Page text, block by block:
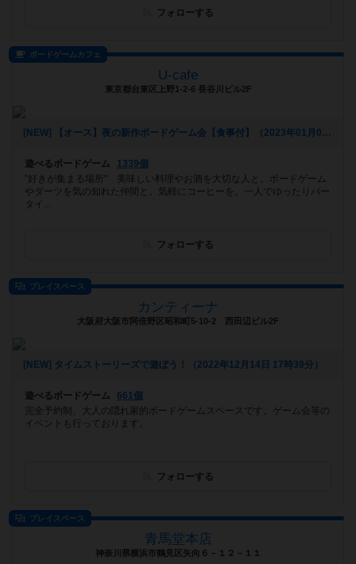
フォローする
ボードゲームカフェ
U-cafe
東京都台東区上野1-2-6 長谷川ビル2F
[NEW] 【オース】夜の新作ボードゲーム会【食事付】（2023年01月09日 20時31分）
遊べるボードゲーム
1339個
"好きが集まる場所" 美味しい料理やお酒を大切な人と。ボードゲーム
やダーツを気の知れた仲間と。気軽にコーヒーを。一人でゆったりバー
タイ...
フォローする
プレイスペース
カンティーナ
大阪府大阪市阿倍野区昭和町5-10-2 西田辺ビル2F
[NEW] タイムストーリーズで遊ぼう！（2022年12月14日 17時39分）
遊べるボードゲーム
661個
完全予約制、大人の隠れ家的ボードゲームスペースです。ゲーム会等の
イベントも行っております。
フォローする
プレイスペース
青馬堂本店
神奈川県横浜市鶴見区矢向６－１２－１１